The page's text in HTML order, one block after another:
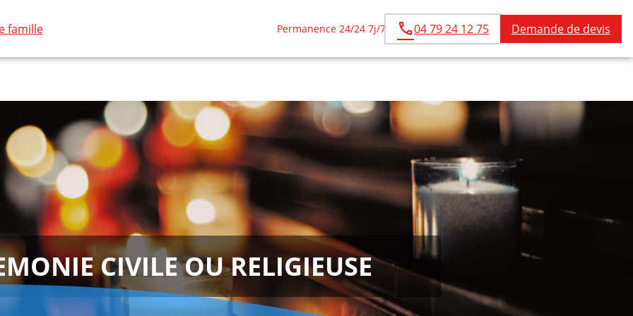
famille Permanence 24/24 7j/7 04 79 24 12 75 Demande de devis
NOS RÉALISATIONS
CIVILE OU RELIGIEUSE